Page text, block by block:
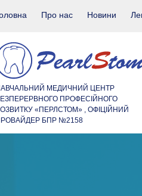
Про нас Новини
МЕДИЧНИЙ ЦЕНТР
ПРОФЕСІЙНОГО
«ПЕРЛСТОМ» , ОФІЦІЙНИЙ
БПР №2158